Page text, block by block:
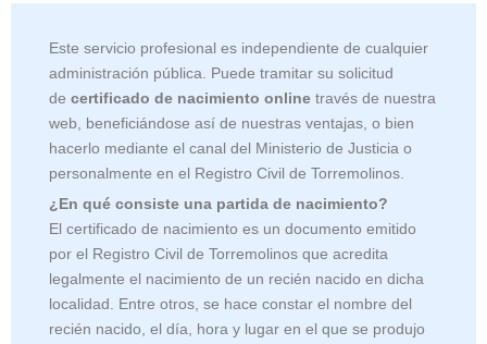
Este servicio profesional es independiente de cualquier
administración pública. Puede tramitar su solicitud
de certificado de nacimiento online través de nuestra
web, beneficiándose así de nuestras ventajas, o bien
hacerlo mediante el canal del Ministerio de Justicia o
personalmente en el Registro Civil de Torremolinos.
¿En qué consiste una partida de nacimiento?
El certificado de nacimiento es un documento emitido
por el Registro Civil de Torremolinos que acredita
legalmente el nacimiento de un recién nacido en dicha
localidad. Entre otros, se hace constar el nombre del
recién nacido, el día, hora y lugar en el que se produjo